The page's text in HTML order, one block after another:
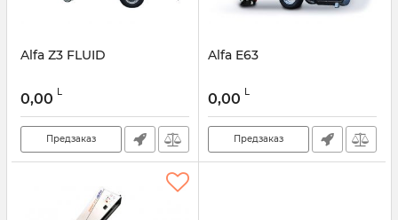
Alfa Z3 FLUID
0,00 L
Предзаказ
Alfa E63
0,00 L
Предзаказ